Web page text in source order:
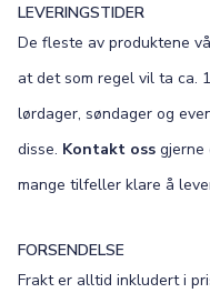
LEVERINGSTIDER
De fleste av produktene
at det som regel vil ta ca.
lørdager, søndager og
disse. Kontakt oss gjerne
mange tilfeller klare å
FORSENDELSE
Frakt er alltid inkludert i